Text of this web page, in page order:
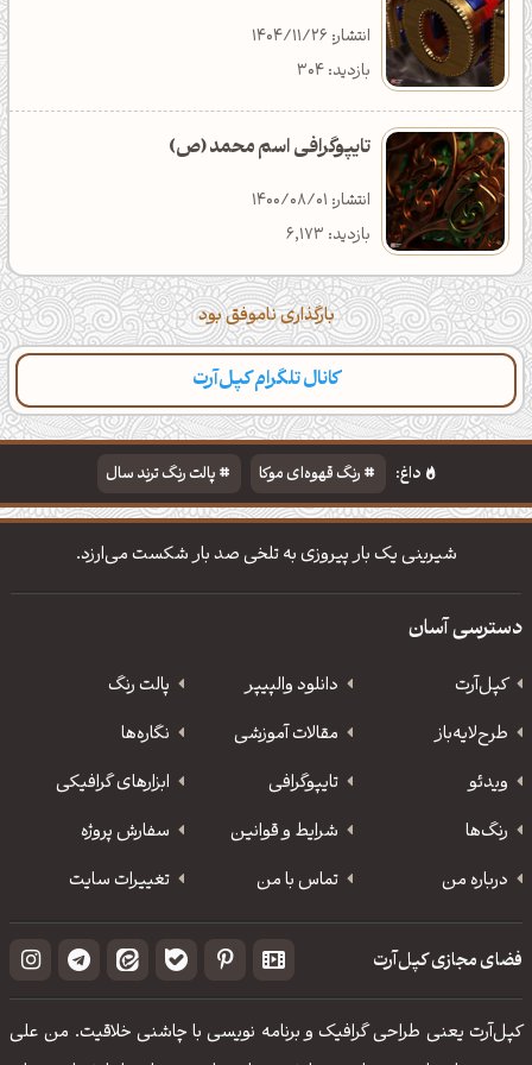
انتشار: 1404/11/26
بازدید: 304
تایپوگرافی اسم محمد (ص)
انتشار: 1400/08/01
بازدید: 6,173
بارگذاری ناموفق بود
کانال تلگرام کپل‌آرت
دسته‌بندی مطالب تازه تایپوگرافی پالت‌ها
داغ: رنگ قهوه‌ای موکا
پالت رنگ ترند سال
دانلود والپیپر مذهبی
تایپوگرافی شعر مولانا
شیرینی یک بار پیروزی به تلخی صد بار شکست می‌ارزد.
دسترسی آسان
کپل‌آرت دانلود‌ والپیپر
پالت رنگ
طرح‌لایه‌باز
مقالات آموزشی
نگاره‌ها
ویدئو
‌تایپوگرافی
ابزارهای گرافیکی
رنگ‌ها
شرایط و قوانین
سفارش پروژه
درباره من
تماس با من تغییرات سایت
فضای مجازی کپل‌آرت
کپل‌آرت یعنی طراحی گرافیک و برنامه نویسی با چاشنی خلاقیت. من علی